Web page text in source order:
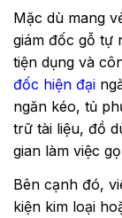
Mặc dù mang
giám đốc gỗ tự
tiện dụng và
đốc hiện đại
ngăn kéo, tủ
trữ tài liệu, đồ
gian làm việc
Bên cạnh đó,
kiện kim loại